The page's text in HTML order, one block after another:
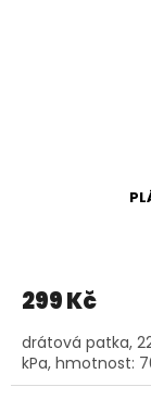
299 Kč
drátová patka,
kPa, hmotnost: